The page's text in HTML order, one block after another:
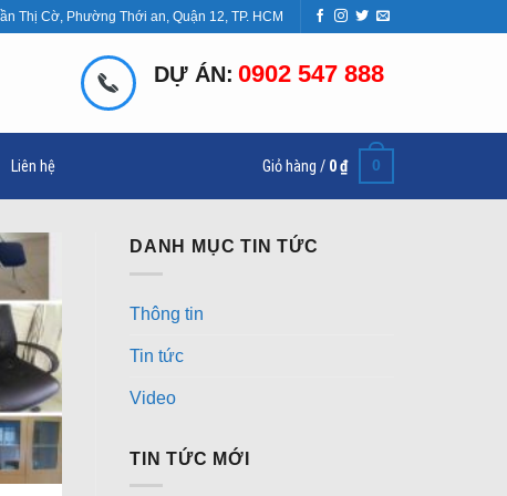
Thị Cờ, Phường Thới an, Quận 12, TP. HCM
DỰ ÁN: 0902 547 888
Liên hệ Giỏ hàng / 0₫ 0
DANH MỤC TIN TỨC
Thông tin
Tin tức
Video
TIN TỨC MỚI